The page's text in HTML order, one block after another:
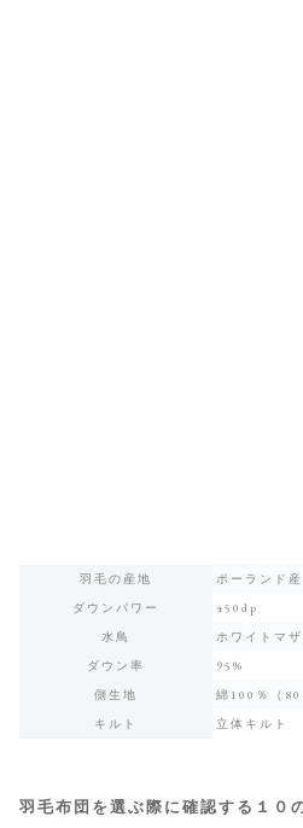
羽毛の産地
ポーランド産
ダウンパワー
450dp
水鳥
ホワイトマ
ダウン率
95%
側生地
綿100％（
キルト
立体キルト
羽毛布団を選ぶ際に確認する１０